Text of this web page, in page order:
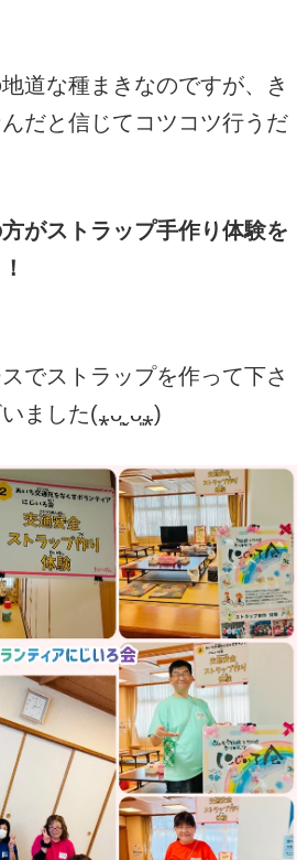
道な種まきなのですが、き
だと信じてコツコツ行うだ
がストラップ手作り体験を
でストラップを作って下さ
ました(⁎ᴗ͈ˬᴗ͈⁎)